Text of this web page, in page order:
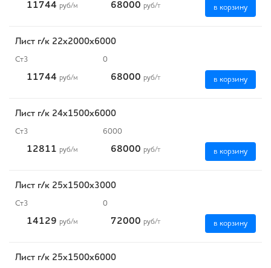
11744 руб/м 68000 руб/т в корзину
Лист г/к 22х2000х6000
Ст3 0
11744 руб/м 68000 руб/т в корзину
Лист г/к 24х1500х6000
Ст3 6000
12811 руб/м 68000 руб/т в корзину
Лист г/к 25x1500x3000
Ст3 0
14129 руб/м 72000 руб/т в корзину
Лист г/к 25х1500х6000